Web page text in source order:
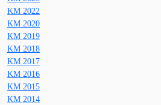
KM 2022
KM 2020
KM 2019
KM 2018
KM 2017
KM 2016
KM 2015
KM 2014